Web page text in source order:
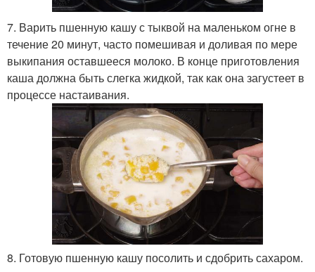
7. Варить пшенную кашу с тыквой на маленьком огне в
течение 20 минут, часто помешивая и доливая по мере
выкипания оставшееся молоко. В конце приготовления
каша должна быть слегка жидкой, так как она загустеет в
процессе настаивания.
8. Готовую пшенную кашу посолить и сдобрить сахаром.